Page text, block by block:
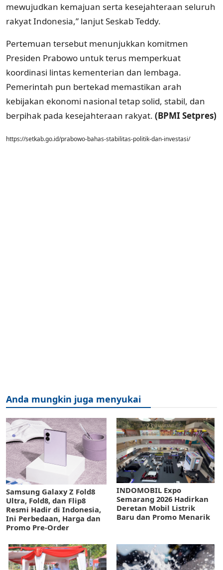
mewujudkan kemajuan serta kesejahteraan seluruh
rakyat Indonesia,” lanjut Seskab Teddy.
Pertemuan tersebut menunjukkan komitmen
Presiden Prabowo untuk terus memperkuat
koordinasi lintas kementerian dan lembaga.
Pemerintah pun bertekad memastikan arah
kebijakan ekonomi nasional tetap solid, stabil, dan
berpihak pada kesejahteraan rakyat. (BPMI Setpres)
https://setkab.go.id/prabowo-bahas-stabilitas-politik-dan-investasi/
Anda mungkin juga menyukai
Samsung Galaxy Z Fold8
Ultra, Fold8, dan Flip8
Resmi Hadir di Indonesia,
Ini Perbedaan, Harga dan
Promo Pre-Order
INDOMOBIL Expo
Semarang 2026 Hadirkan
Deretan Mobil Listrik
Baru dan Promo Menarik